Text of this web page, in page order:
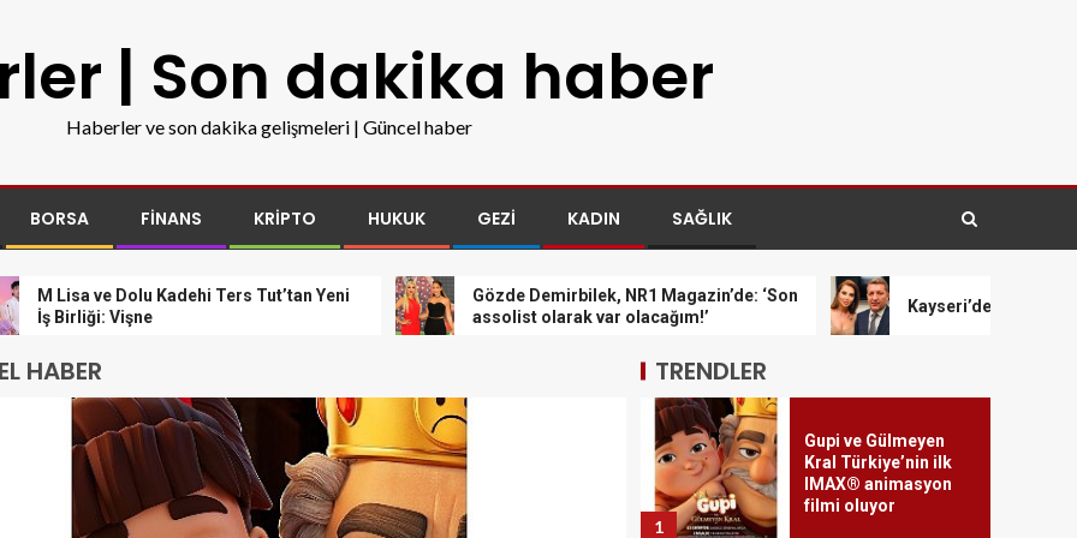
| Son dakika haber
Haberler ve son dakika gelişmeleri | Güncel haber
BORSA FINANS KRIPTO HUKUK GEZI KADIN SAĞLIK
ve Dolu Kadehi Ters Tut’tan Yeni
Vişne
Gözde Demirbilek, NR1 Magazin’de: ‘Son
assolist olarak var olacağım!’
Kayseri’de izdiham değil,
HABER TRENDLER
5
Mersin’den Kemer’e
uzanan tercih
yolculuğu
1
Gupi ve Gülmeyen
Kral Türkiye’nin ilk
IMAX® animasyon
filmi oluyor